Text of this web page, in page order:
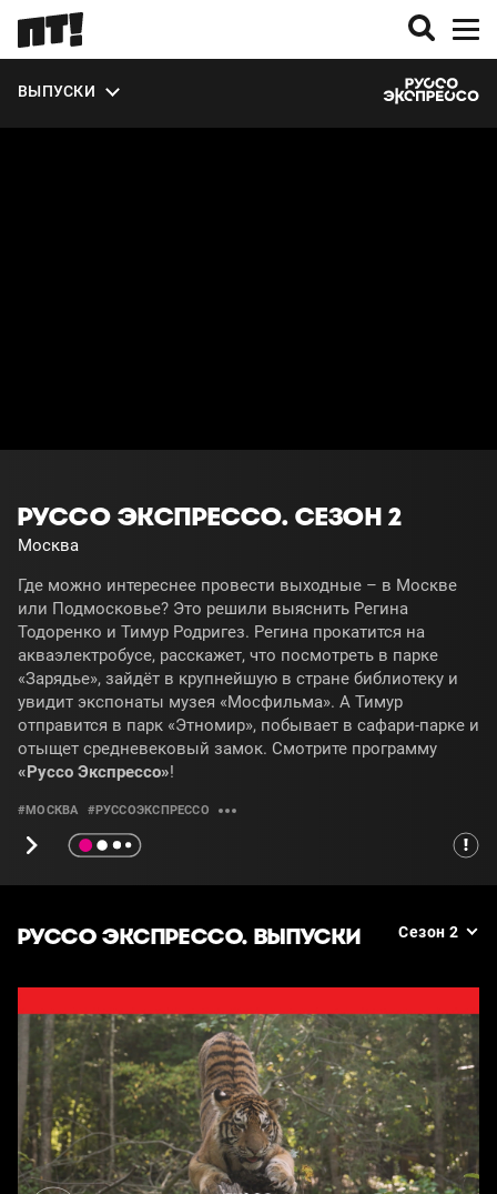
ВЫПУСКИ
О ПРОЕКТЕ
РУССО ЭКСПРЕССО. СЕЗОН 2
Москва
Где можно интереснее провести выходные – в Москве
или Подмосковье? Это решили выяснить Регина
Тодоренко и Тимур Родригез. Регина прокатится на
акваэлектробусе, расскажет, что посмотреть в парке
«Зарядье», зайдёт в крупнейшую в стране библиотеку и
увидит экспонаты музея «Мосфильма». А Тимур
отправится в парк «Этномир», побывает в сафари-парке и
отыщет средневековый замок. Смотрите программу
«Руссо Экспрессо»!
#МОСКВА #РУССОЭКСПРЕССО
РУССО ЭКСПРЕССО. ВЫПУСКИ Сезон 2